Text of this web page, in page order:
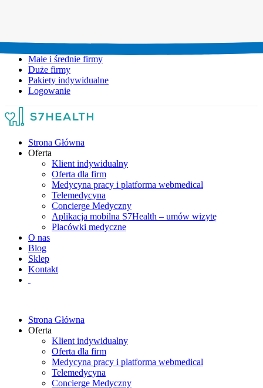
Małe i średnie firmy
Duże firmy
Pakiety indywidualne
Logowanie
Strona Główna
Oferta
Klient indywidualny
Oferta dla firm
Medycyna pracy i platforma webmedical
Telemedycyna
Concierge Medyczny
Aplikacja mobilna S7Health – umów wizytę
Placówki medyczne
O nas
Blog
Sklep
Kontakt
Strona Główna
Oferta
Klient indywidualny
Oferta dla firm
Medycyna pracy i platforma webmedical
Telemedycyna
Concierge Medyczny